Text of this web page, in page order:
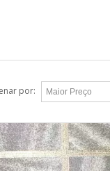
por: